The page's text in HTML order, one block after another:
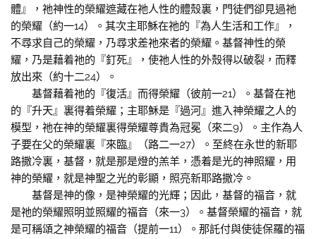
體』，祂神性的榮耀遮藏在祂人性的體殼裏，門徒們卻見過祂
的榮耀（約一14）。其次主耶穌在祂的『為人生活和工作』，
不尋求自己的榮耀，乃尋求差祂來者的榮耀。基督神性的榮
耀，乃是藉着祂的『釘死』，使祂人性的外殼得以破裂，而釋
放出來（約十二24）。
基督藉着祂的『復活』而得榮耀（彼前一21）。基督在祂
的『升天』裏得着榮耀；主耶穌是『過河』進入神榮耀之人的
模型，祂在神的榮耀裏得榮耀尊貴為冠冕（來二9）。主作為人
子要在父的榮耀裏『來臨』（路二一27）。至終在永世的新耶
路撒冷裏，基督，就是那是燈的羔羊，憑着是光的神照耀，用
神的榮耀，就是神聖之光的彰顯，照亮新耶路撒冷。
基督是神的像，是神榮耀的光輝；因此，基督的福音，就
是祂的榮耀照明並照耀的福音（來一3）。基督榮耀的福音，就
是可稱頌之神榮耀的福音（提前一11）。那託付與使徒保羅的福